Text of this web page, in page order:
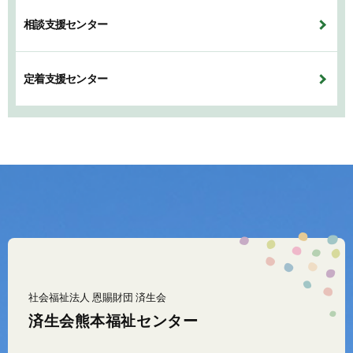
相談支援センター
定着支援センター
社会福祉法人 恩賜財団 済生会
済生会熊本福祉センター